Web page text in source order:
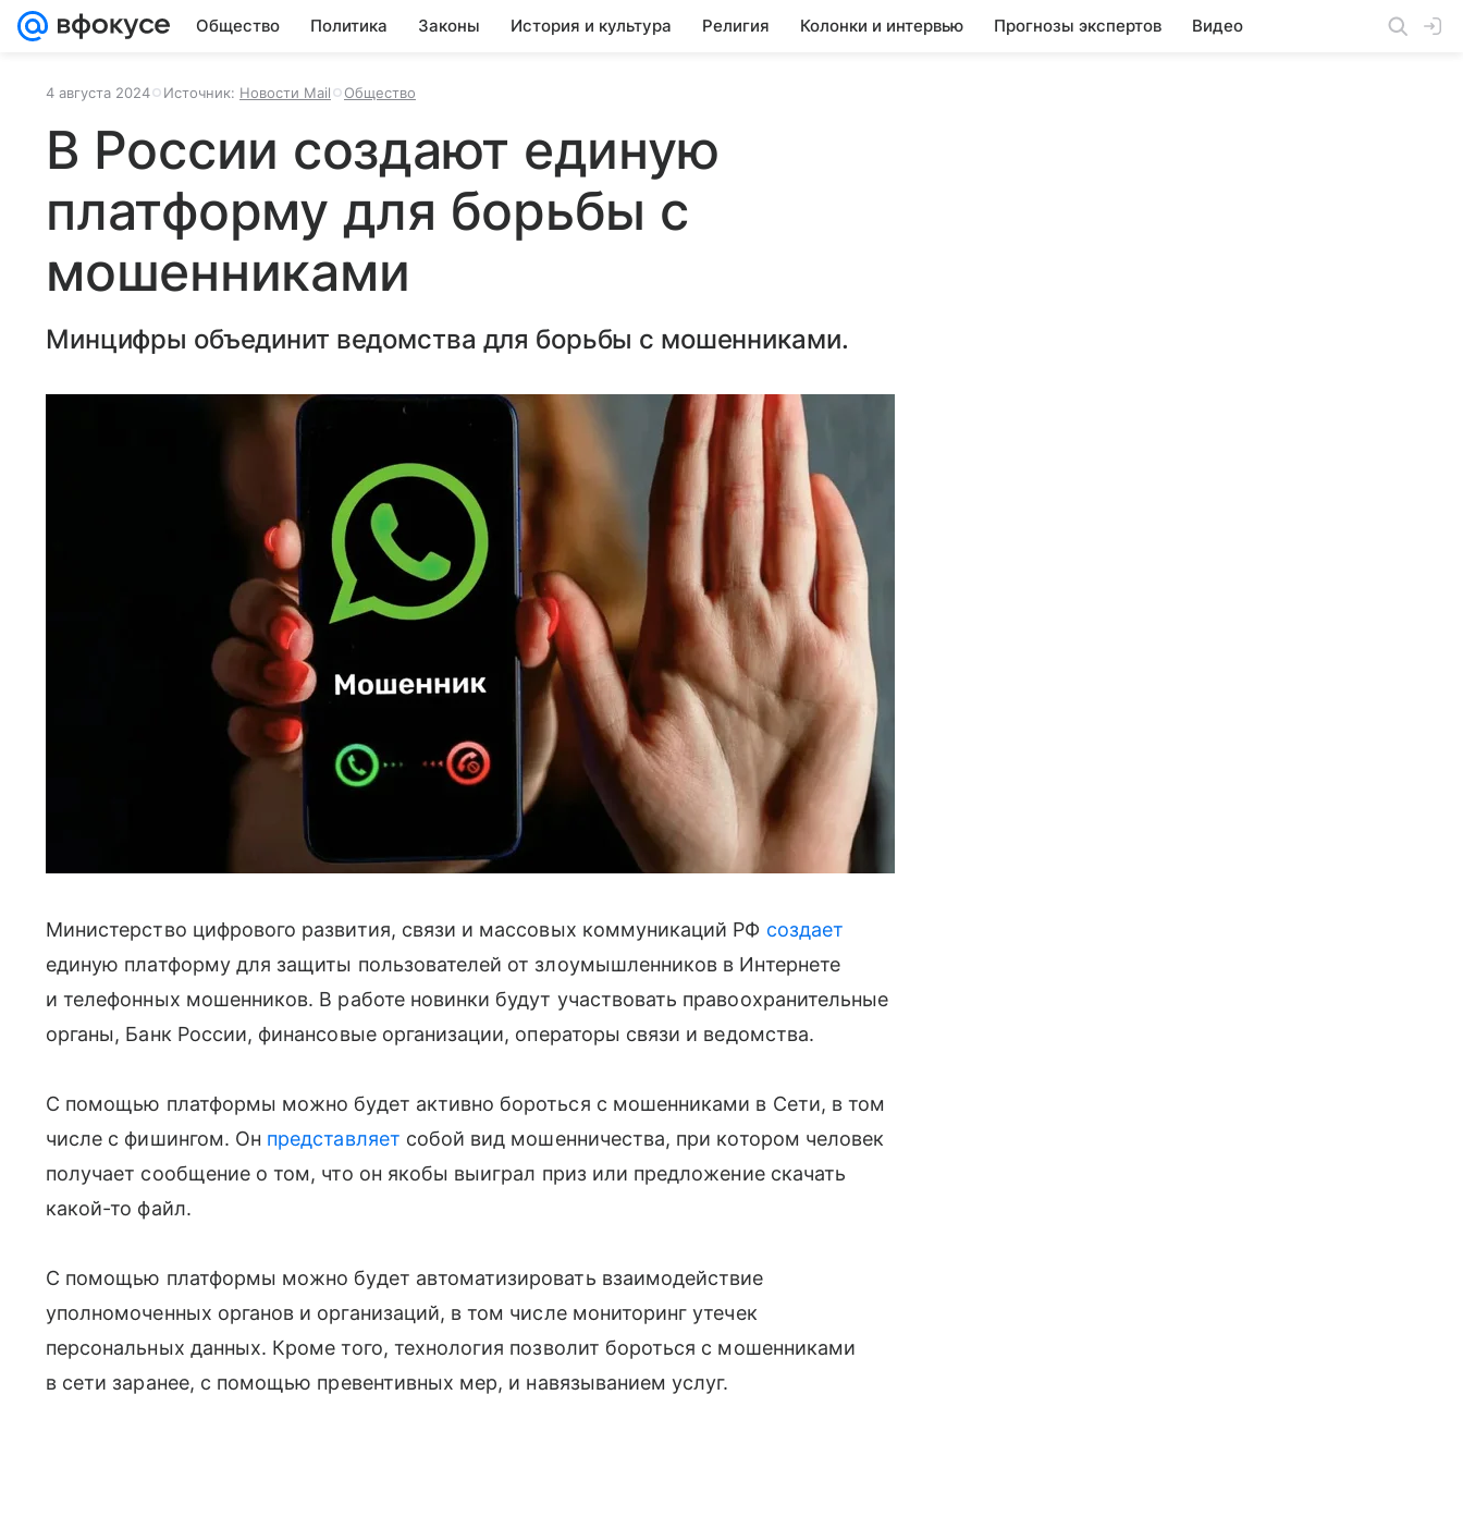
Общество Политика Законы История и культура Религия Колонки и интервью Прогнозы экспертов Видео
4 августа 2024 Источник: Новости Mail Общество
В России создают единую
платформу для борьбы с
мошенниками
Минцифры объединит ведомства для борьбы с мошенниками.
Министерство цифрового развития, связи и массовых коммуникаций РФ создает
единую платформу для защиты пользователей от злоумышленников в Интернете
и телефонных мошенников. В работе новинки будут участвовать правоохранительные
органы, Банк России, финансовые организации, операторы связи и ведомства.
С помощью платформы можно будет активно бороться с мошенниками в Сети, в том
числе с фишингом. Он представляет собой вид мошенничества, при котором человек
получает сообщение о том, что он якобы выиграл приз или предложение скачать
какой-то файл.
С помощью платформы можно будет автоматизировать взаимодействие
уполномоченных органов и организаций, в том числе мониторинг утечек
персональных данных. Кроме того, технология позволит бороться с мошенниками
в сети заранее, с помощью превентивных мер, и навязыванием услуг.